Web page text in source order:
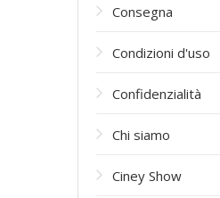
Consegna
Condizioni d'uso
Confidenzialità
Сhi siamo
Ciney Show